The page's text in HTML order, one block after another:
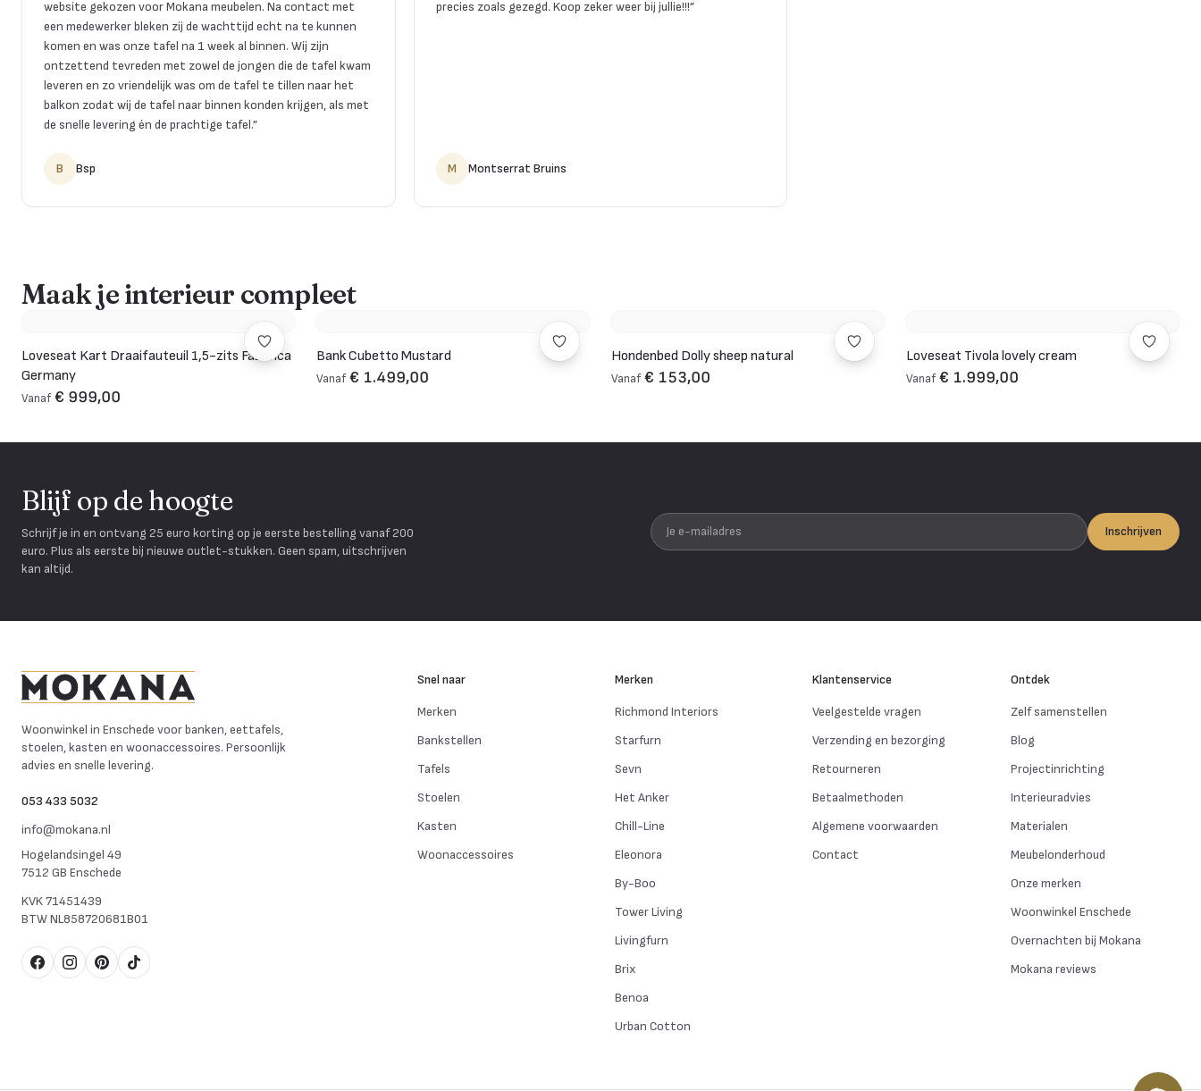
website gekozen voor Mokana meubelen. Na contact met
een medewerker bleken zij de wachttijd echt na te kunnen
komen en was onze tafel na 1 week al binnen. Wij zijn
ontzettend tevreden met zowel de jongen die de tafel kwam
leveren en zo vriendelijk was om de tafel te tillen naar het
balkon zodat wij de tafel naar binnen konden krijgen, als met
de snelle levering én de prachtige tafel.”
B Bsp
precies zoals gezegd. Koop zeker weer bij jullie!!!”
M Montserrat Bruins
Maak je interieur compleet
Loveseat Kart Draaifauteuil 1,5-zits Fabbrica
Germany
Vanaf € 999,00
Bank Cubetto Mustard
Vanaf € 1.499,00
Hondenbed Dolly sheep natural
Vanaf € 153,00
Loveseat Tivola lovely cream
Vanaf € 1.999,00
Blijf op de hoogte
Schrijf je in en ontvang 25 euro korting op je eerste bestelling vanaf 200
euro. Plus als eerste bij nieuwe outlet-stukken. Geen spam, uitschrijven
kan altijd.
Je e-mailadres
Inschrijven
Woonwinkel in Enschede voor banken, eettafels,
stoelen, kasten en woonaccessoires. Persoonlijk
advies en snelle levering.
053 433 5032
info@mokana.nl
Hogelandsingel 49
7512 GB Enschede
KVK71451439
BTWNL858720681B01
FacebookInstagram
Pinterest
TikTok
Snel naar
Merken
Bankstellen
Tafels
Stoelen
Kasten
Woonaccessoires
Merken
Richmond Interiors
Starfurn
Sevn
Het Anker
Chill-Line
Eleonora
By-Boo
Tower Living
Livingfurn
Brix
Benoa
Urban Cotton
Klantenservice
Veelgestelde vragen
Verzending en bezorging
Retourneren
Betaalmethoden
Algemene voorwaarden
Contact
Ontdek
Zelf samenstellen
Blog
Projectinrichting
Interieuradvies
Materialen
Meubelonderhoud
Onze merken
Woonwinkel Enschede
Overnachten bij Mokana
Mokana reviews